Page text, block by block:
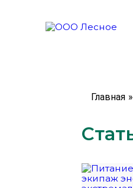
Главная »